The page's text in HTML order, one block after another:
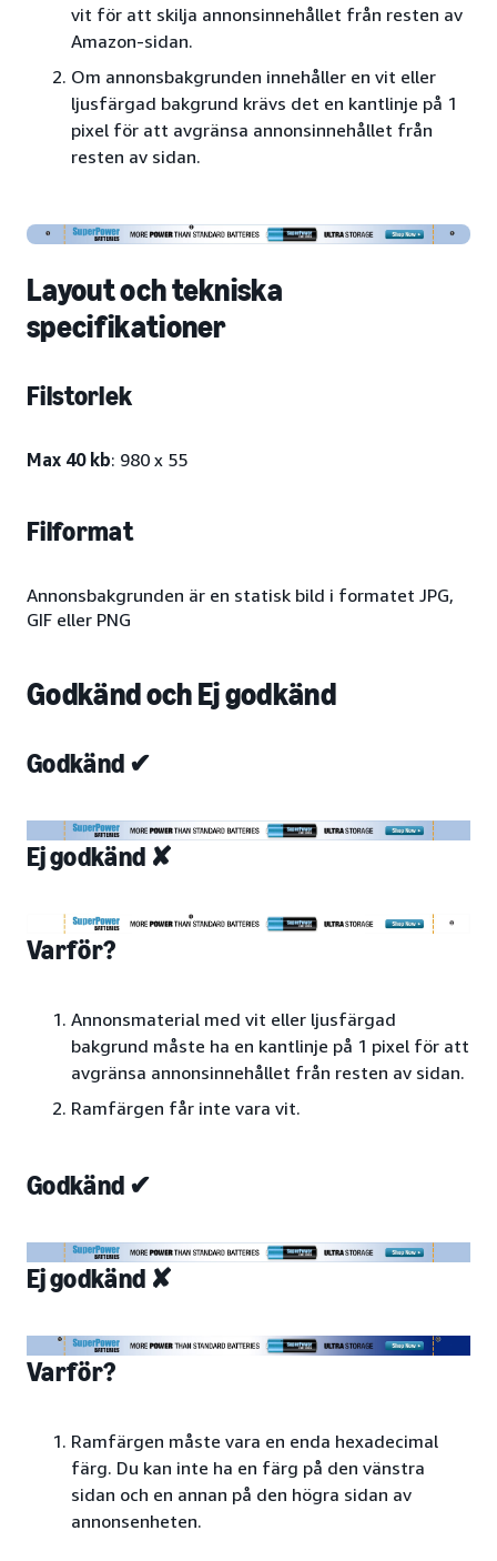
vit för att skilja annonsinnehållet från resten av
Amazon-sidan.
Om annonsbakgrunden innehåller en vit eller
ljusfärgad bakgrund krävs det en kantlinje på 1
pixel för att avgränsa annonsinnehållet från
resten av sidan.
Layout och tekniska
specifikationer
Filstorlek
Max 40 kb: 980 x 55
Filformat
Annonsbakgrunden är en statisk bild i formatet JPG,
GIF eller PNG
Godkänd och Ej godkänd
Godkänd ✔
Ej godkänd ✘
Varför?
Annonsmaterial med vit eller ljusfärgad
bakgrund måste ha en kantlinje på 1 pixel för att
avgränsa annonsinnehållet från resten av sidan.
Ramfärgen får inte vara vit.
Godkänd ✔
Ej godkänd ✘
Varför?
Ramfärgen måste vara en enda hexadecimal
färg. Du kan inte ha en färg på den vänstra
sidan och en annan på den högra sidan av
annonsenheten.